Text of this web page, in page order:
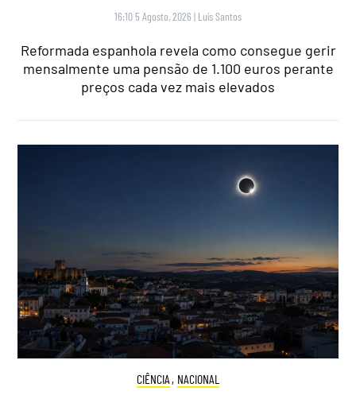
16:10 5 Agosto, 2026 | Luís Santos
Reformada espanhola revela como consegue gerir
mensalmente uma pensão de 1.100 euros perante
preços cada vez mais elevados
CIÊNCIA , NACIONAL